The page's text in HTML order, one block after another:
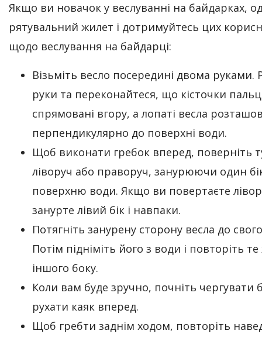
Якщо ви новачок у веслуванні на байдарках,
рятувальний жилет і дотримуйтесь цих
щодо веслування на байдарці:
Візьміть весло посередині двома руками.
руки та переконайтеся, що кісточки
спрямовані вгору, а лопаті весла
перпендикулярно до поверхні води.
Щоб виконати гребок вперед, поверніть
ліворуч або праворуч, занурюючи один
поверхню води. Якщо ви повертаєте
занурте лівий бік і навпаки.
Потягніть занурену сторону весла до
Потім підніміть його з води і повторіть
іншого боку.
Коли вам буде зручно, почніть чергувати
рухати каяк вперед.
Щоб гребти заднім ходом, повторіть